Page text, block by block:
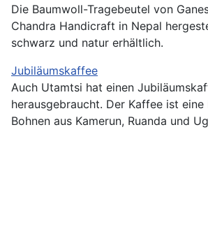
Die Baumwoll-Tragebeutel von
Chandra Handicraft in Nepal
schwarz und natur erhältlich.
Jubiläumskaffee
Auch Utamtsi hat einen
herausgebraucht. Der Kaffee ist
Bohnen aus Kamerun, Ruanda und